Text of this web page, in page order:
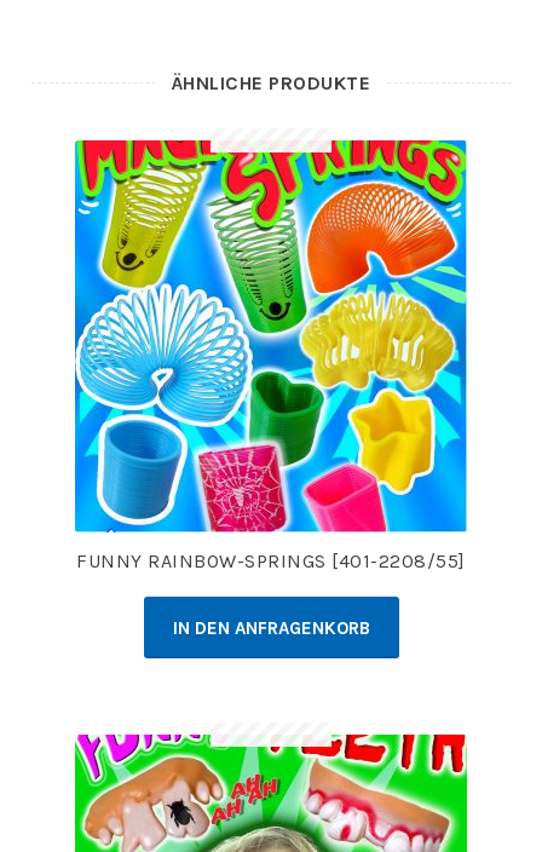
ÄHNLICHE PRODUKTE
FUNNY RAINBOW-SPRINGS [401-2208/55]
IN DEN ANFRAGENKORB